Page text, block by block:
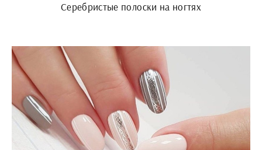
Серебристые полоски на ногтях